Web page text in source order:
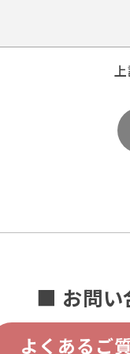
■ お問い
よくあるご